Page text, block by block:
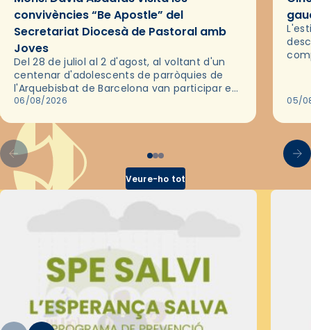
convivències “Be Apostle” del
Secretariat Diocesà de Pastoral amb
Joves
Del 28 de juliol al 2 d'agost, al voltant d'un
centenar d'adolescents de parròquies de
l'Arquebisbat de Barcelona van participar en
les convivències Be Apostle, organitzades
06/08/2026 05/
Veure-ho tot